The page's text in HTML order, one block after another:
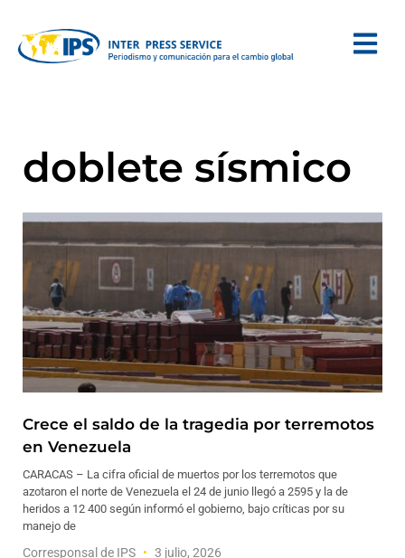
doblete sísmico
Crece el saldo de la tragedia por terremotos
en Venezuela
CARACAS – La cifra oficial de muertos por los terremotos que
azotaron el norte de Venezuela el 24 de junio llegó a 2595 y la de
heridos a 12 400 según informó el gobierno, bajo críticas por su
manejo de
Corresponsal de IPS 3 julio, 2026